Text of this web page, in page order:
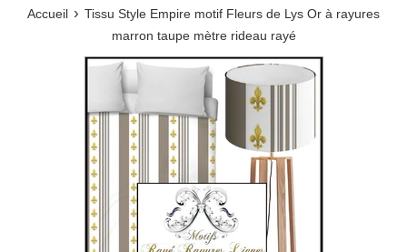
Accueil › Tissu Style Empire motif Fleurs de Lys Or à rayures
marron taupe mètre rideau rayé